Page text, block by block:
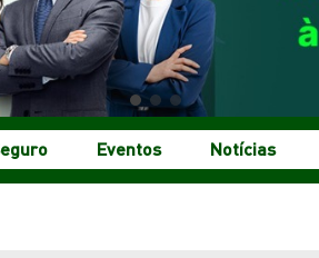
Eventos Notícias